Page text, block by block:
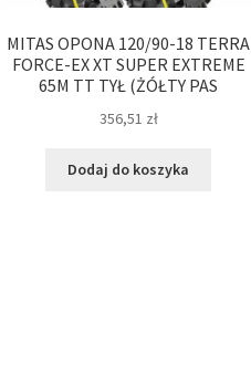
MITAS OPONA 120/90-18 TERRA
FORCE-EX XT SUPER EXTREME
65M TT TYŁ (ŻÓŁTY PAS
356,51 zł
Dodaj do koszyka